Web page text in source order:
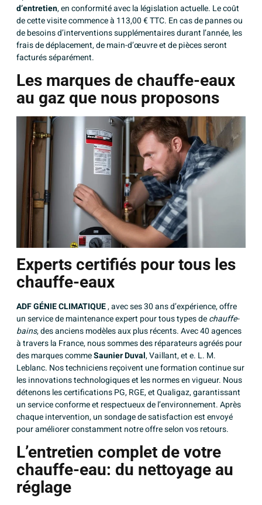
d’entretien, en conformité avec la législation actuelle. Le coût
de cette visite commence à 113,00 € TTC. En cas de pannes ou
de besoins d’interventions supplémentaires durant l’année, les
frais de déplacement, de main-d’œuvre et de pièces seront
facturés séparément.
Les marques de chauffe-eaux
au gaz que nous proposons
Experts certifiés pour tous les
chauffe-eaux
ADF GÉNIE CLIMATIQUE, avec ses 30 ans d’expérience, offre
un service de maintenance expert pour tous types dechauffe-
bains, des anciens modèles aux plus récents. Avec 40 agences
à travers la France, nous sommes des réparateurs agréés pour
des marques commeSaunier Duval, Vaillant, et e. L. M.
Leblanc. Nos techniciens reçoivent une formation continue sur
les innovations technologiques et les normes en vigueur. Nous
détenons les certifications PG, RGE, et Qualigaz, garantissant
un service conforme et respectueux de l’environnement. Après
chaque intervention, un sondage de satisfaction est envoyé
pour améliorer constamment notre offre selon vos retours.
L’entretien complet de votre
chauffe-eau: du nettoyage au
réglage